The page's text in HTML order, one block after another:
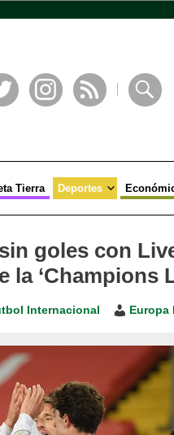
Tierra Deportes
goles con
‘Champions
Internacional Europa